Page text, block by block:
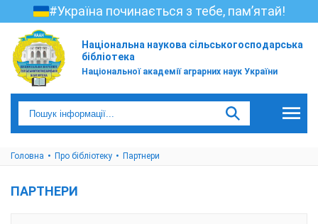
#Україна починається з тебе, пам’ятай!
Національна наукова сільськогосподарська
бібліотека
Національної академії аграрних наук України
Головна Про бібліотеку Партнери
ПАРТНЕРИ